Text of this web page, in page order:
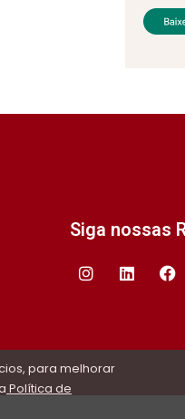
Siga nossas
para melhorar
Política de